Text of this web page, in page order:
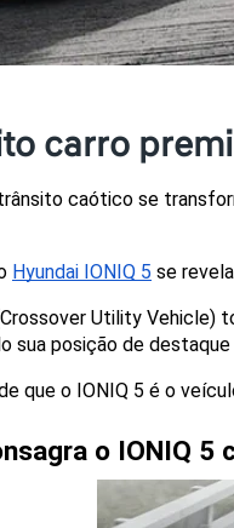
carro
caótico se
Hyundai IONIQ 5 se
Utility
sua posição de
que o IONIQ 5 é o
o IONIQ